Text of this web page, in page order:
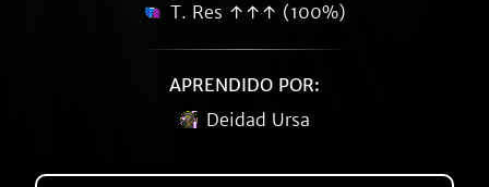
T. Res ↑↑↑ (100%)
APRENDIDO POR:
Deidad Ursa